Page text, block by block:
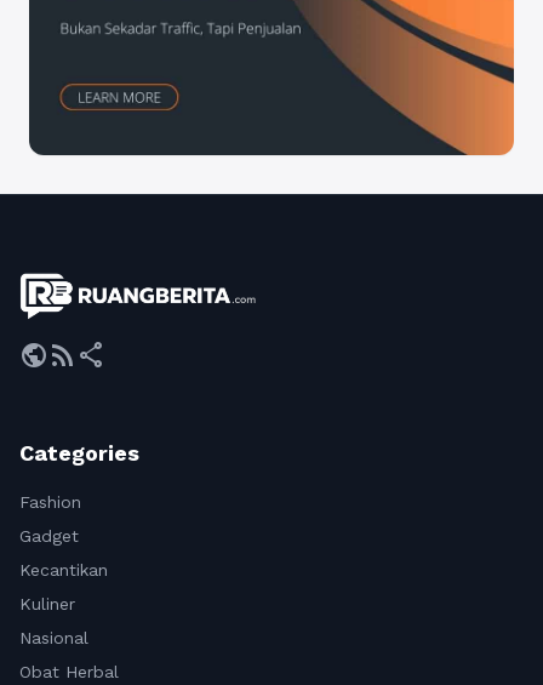
publicrss_feed share
Categories
Fashion
Gadget
Kecantikan
Kuliner
Nasional
Obat Herbal